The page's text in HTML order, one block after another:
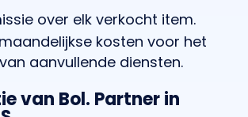
over elk verkocht item.
kosten voor het
aanvullende diensten.
van Bol. Partner in